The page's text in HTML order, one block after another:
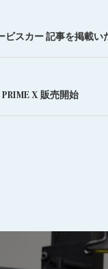
スカー 記事を掲載い
X 販売開始